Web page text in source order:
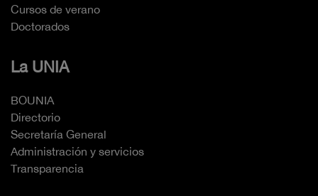
Cursos de verano
Doctorados
La UNIA
BOUNIA
Directorio
Secretaría General
Administración y servicios
Transparencia